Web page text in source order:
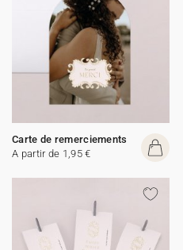
Carte de remerciements
A partir de 1,95 €